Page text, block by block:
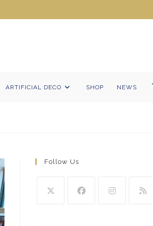
ARTIFICIAL DECO SHOP NEWS
Follow Us